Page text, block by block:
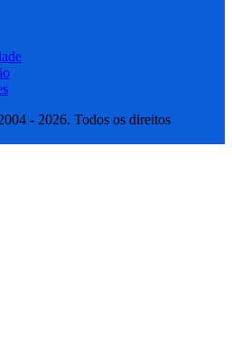
- 2026. Todos os direitos